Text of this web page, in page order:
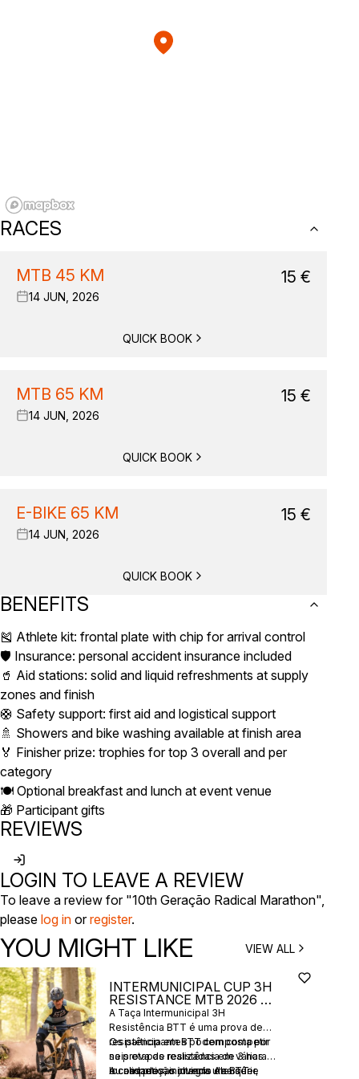
RACES
MTB 45 KM
14 JUN, 2026
15 €
QUICK BOOK
MTB 65 KM
14 JUN, 2026
15 €
QUICK BOOK
E-BIKE 65 KM
14 JUN, 2026
15 €
QUICK BOOK
BENEFITS
🎽 Athlete kit: frontal plate with chip for arrival control
🛡️ Insurance: personal accident insurance included
🥤 Aid stations: solid and liquid refreshments at supply
zones and finish
🛟 Safety support: first aid and logistical support
🚿 Showers and bike washing available at finish area
🏅 Finisher prize: trophies for top 3 overall and per
category
🍽️ Optional breakfast and lunch at event venue
🎁 Participant gifts
REVIEWS
LOGIN TO LEAVE A REVIEW
To leave a review for "10th Geração Radical Marathon",
please log in orregister.
YOU MIGHT LIKE VIEW ALL
INTERMUNICIPAL CUP 3H
RESISTANCE MTB 2026 -
6 STAGES
A Taça Intermunicipal 3H
Resistência BTT é uma prova de
resistência em BTT composta por
seis etapas realizadas em várias
localidades, incluindo Alenquer,
Os participantes podem competir
na prova de resistência de 3 horas
ou nas provas juvenis de BTT
A competição integra uma série